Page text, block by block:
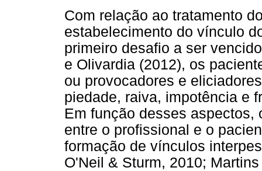
Com relação ao tratamento
estabelecimento do vínculo
primeiro desafio a ser
e Olivardia (2012), os
ou provocadores e
piedade, raiva, impotência e
Em função desses
entre o profissional e o
formação de vínculos
O'Neil & Sturm, 2010;